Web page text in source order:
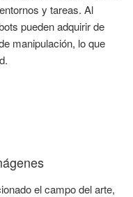
y tareas. Al
pueden adquirir de
manipulación, lo que
el campo del arte,